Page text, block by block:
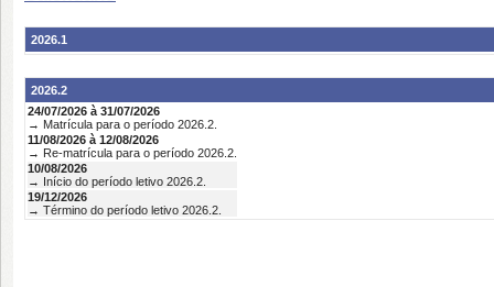
2026.1
2026.2
24/07/2026 à 31/07/2026
→ Matrícula para o período 2026.2.
11/08/2026 à 12/08/2026
→ Re-matrícula para o período 2026.2.
10/08/2026
→ Início do período letivo 2026.2.
19/12/2026
→ Término do período letivo 2026.2.